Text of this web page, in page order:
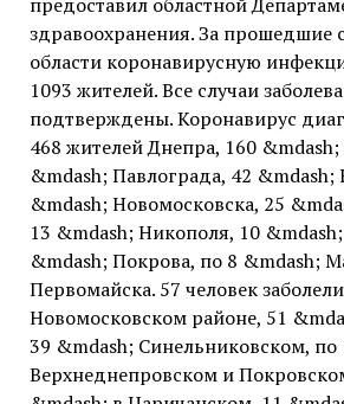
здравоохранения. За прошедшие
области коронавирусную
1093 жителей. Все случаи
подтверждены. Коронавирус
468 жителей Днепра, 160
&mdash; Павлограда, 42 &mdash;
&mdash; Новомосковска, 25
13 &mdash; Никополя, 10
&mdash; Покрова, по 8 &mdash;
Первомайска. 57 человек
Новомосковском районе, 51
39 &mdash; Синельниковском, по
Верхнеднепровском и